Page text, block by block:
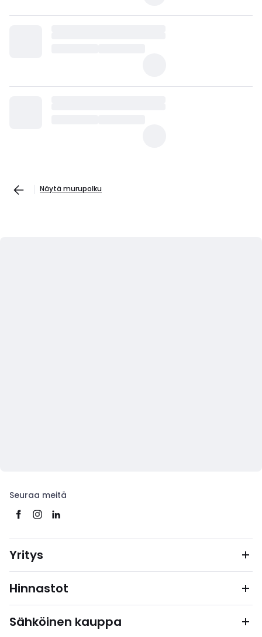
Näytä murupolku
Seuraa meitä
Yritys
Hinnastot
Sähköinen kauppa